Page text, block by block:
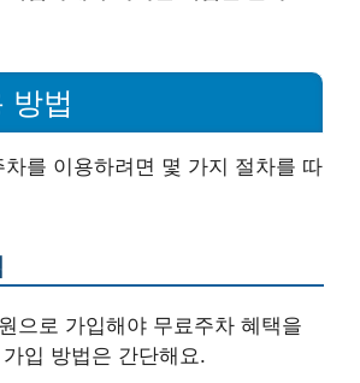
방법
를 이용하려면 몇 가지 절차를 따
으로 가입해야 무료주차 혜택을
입 방법은 간단해요.